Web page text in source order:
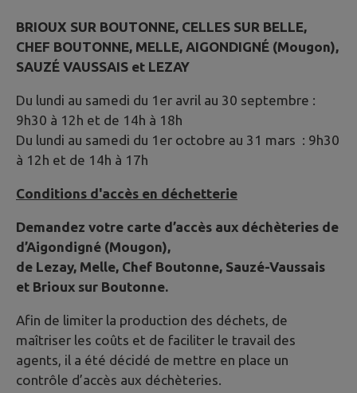
BRIOUX SUR BOUTONNE, CELLES SUR BELLE,
CHEF BOUTONNE, MELLE, AIGONDIGNÉ (Mougon),
SAUZÉ VAUSSAIS et LEZAY
Du lundi au samedi du 1er avril au 30 septembre :
9h30 à 12h et de 14h à 18h
Du lundi au samedi du 1er octobre au 31 mars : 9h30
à 12h et de 14h à 17h
Conditions d'accès en déchetterie
Demandez votre carte d’accès aux déchèteries de
d’Aigondigné (Mougon),
de Lezay, Melle, Chef Boutonne, Sauzé-Vaussais
et Brioux sur Boutonne.
Afin de limiter la production des déchets, de
maîtriser les coûts et de faciliter le travail des
agents, il a été décidé de mettre en place un
contrôle d’accès aux déchèteries.